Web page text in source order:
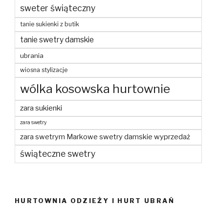
sweter świąteczny
tanie sukienki z butik
tanie swetry damskie
ubrania
wiosna stylizacje
wólka kosowska hurtownie
zara sukienki
zara swetry
zara swetrym Markowe swetry damskie wyprzedaż
świąteczne swetry
HURTOWNIA ODZIEŻY I HURT UBRAŃ